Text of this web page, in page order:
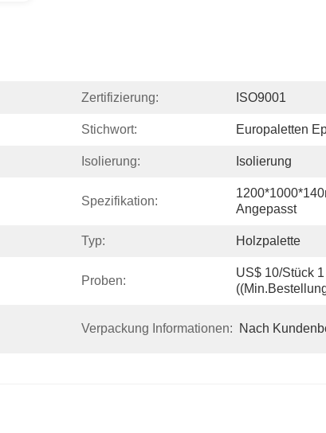
Zertifizierung: ISO9001
Stichwort: Europaletten
Isolierung: Isolierung
Spezifikation:
Angepasst
Typ: Holzpalette
Proben:
US$ 10/Stück
Verpackung Informationen: Nach